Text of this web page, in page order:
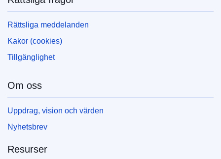
Rättsliga meddelanden
Kakor (cookies)
Tillgänglighet
Om oss
Uppdrag, vision och värden
Nyhetsbrev
Resurser